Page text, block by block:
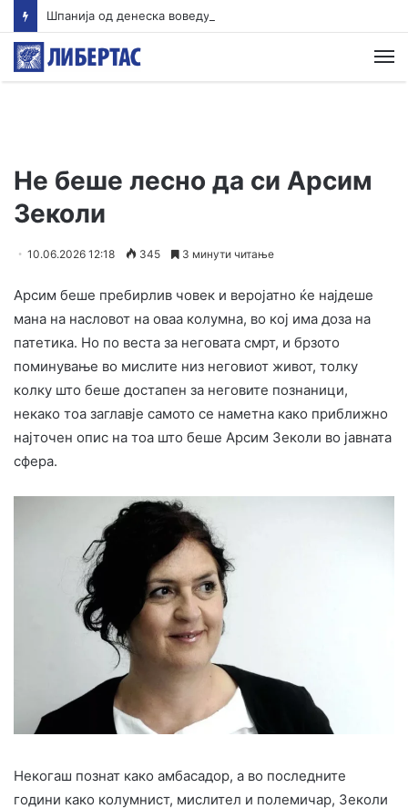
Не беше лесно да си Арсим
Зеколи
10.06.2026 12:18 345 3 минути читање
Арсим беше пребирлив човек и веројатно ќе најдеше
мана на насловот на оваа колумна, во кој има доза на
патетика. Но по веста за неговата смрт, и брзото
поминување во мислите низ неговиот живот, толку
колку што беше достапен за неговите познаници,
некако тоа заглавје самото се наметна како приближно
најточен опис на тоа што беше Арсим Зеколи во јавната
сфера.
Некогаш познат како амбасадор, а во последните
години како колумнист, мислител и полемичар, Зеколи